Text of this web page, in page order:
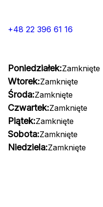
+48 22 396 61 16
Poniedziałek:Zamknięte
Wtorek:Zamknięte
Środa:Zamknięte
Czwartek:Zamknięte
Piątek:Zamknięte
Sobota:Zamknięte
Niedziela:Zamknięte